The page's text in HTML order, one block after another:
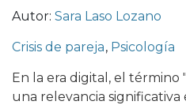
Autor: Sara Laso Lozano
Crisis de pareja, Psicología
En la era digital, el
una relevancia significativa